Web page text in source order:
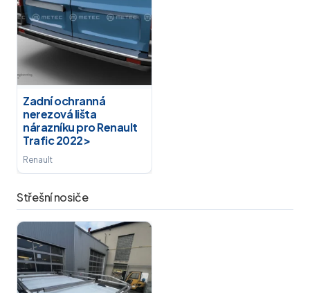
Zadní ochranná
nerezová lišta
nárazníku pro Renault
Trafic 2022>
Renault
Střešní nosiče